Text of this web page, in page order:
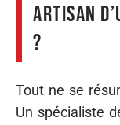
artisan
?
Tout ne se
Un spécialiste